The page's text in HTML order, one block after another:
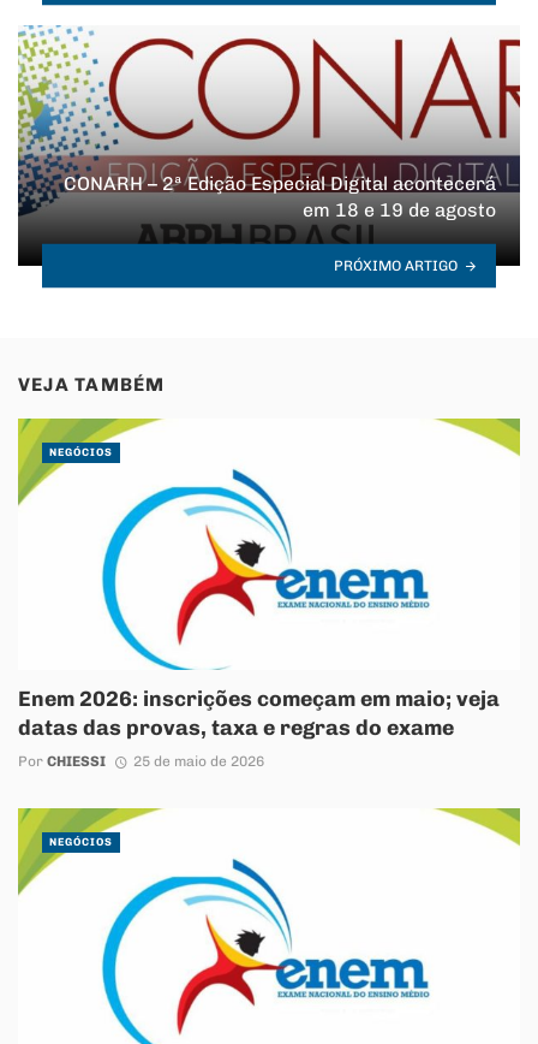
CONARH – 2ª Edição Especial Digital acontecerá
em 18 e 19 de agosto
PRÓXIMO ARTIGO
VEJA TAMBÉM
Enem 2026: inscrições começam em maio; veja
datas das provas, taxa e regras do exame
Por CHIESSI 25 de maio de 2026
NEGÓCIOS
NEGÓCIOS